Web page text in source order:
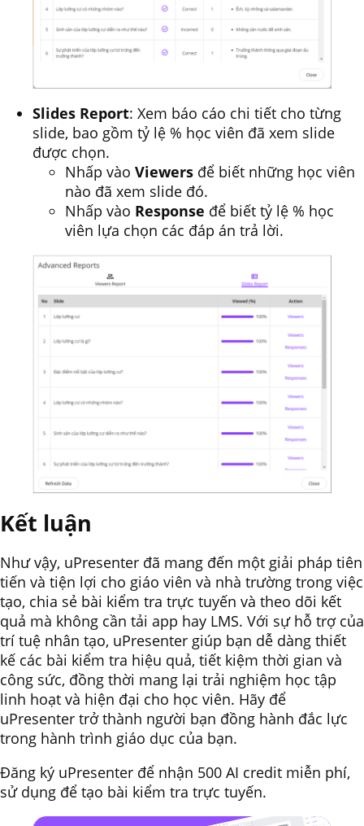
Slides Report: Xem báo cáo chi tiết cho từng
slide, bao gồm tỷ lệ % học viên đã xem slide
được chọn.
Nhấp vào Viewers để biết những học viên
nào đã xem slide đó.
Nhấp vào Response để biết tỷ lệ % học
viên lựa chọn các đáp án trả lời.
Kết luận
Như vậy, uPresenter đã mang đến một giải pháp tiên
tiến và tiện lợi cho giáo viên và nhà trường trong việc
tạo, chia sẻ bài kiểm tra trực tuyến và theo dõi kết
quả mà không cần tải app hay LMS. Với sự hỗ trợ của
trí tuệ nhân tạo, uPresenter giúp bạn dễ dàng thiết
kế các bài kiểm tra hiệu quả, tiết kiệm thời gian và
công sức, đồng thời mang lại trải nghiệm học tập
linh hoạt và hiện đại cho học viên. Hãy để
uPresenter trở thành người bạn đồng hành đắc lực
trong hành trình giáo dục của bạn.
Đăng ký uPresenter để nhận 500 AI credit miễn phí,
sử dụng để tạo bài kiểm tra trực tuyến.